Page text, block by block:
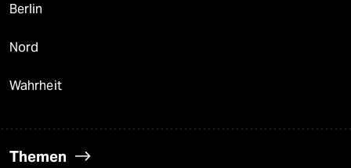
Berlin
Nord
Wahrheit
Themen